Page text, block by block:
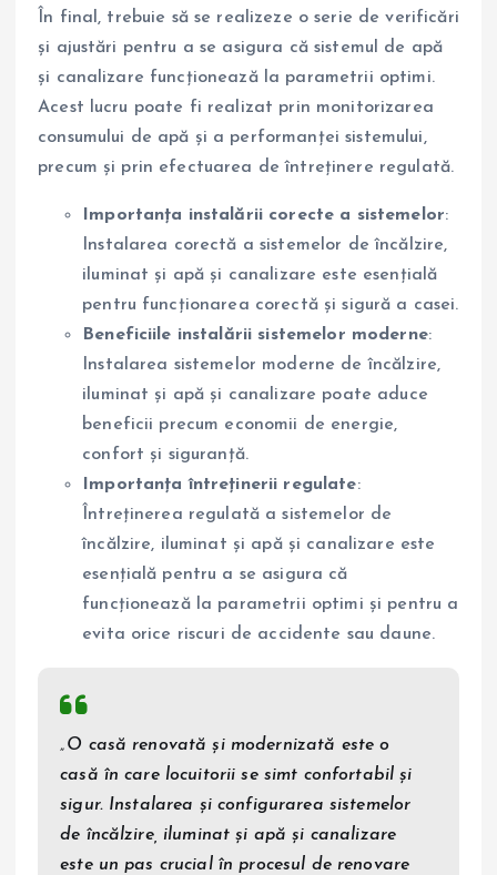
În final, trebuie să se realizeze o serie de verificări
și ajustări pentru a se asigura că sistemul de apă
și canalizare funcționează la parametrii optimi.
Acest lucru poate fi realizat prin monitorizarea
consumului de apă și a performanței sistemului,
precum și prin efectuarea de întreținere regulată.
Importanța instalării corecte a sistemelor:
Instalarea corectă a sistemelor de încălzire,
iluminat și apă și canalizare este esențială
pentru funcționarea corectă și sigură a casei.
Beneficiile instalării sistemelor moderne:
Instalarea sistemelor moderne de încălzire,
iluminat și apă și canalizare poate aduce
beneficii precum economii de energie,
confort și siguranță.
Importanța întreținerii regulate:
Întreținerea regulată a sistemelor de
încălzire, iluminat și apă și canalizare este
esențială pentru a se asigura că
funcționează la parametrii optimi și pentru a
evita orice riscuri de accidente sau daune.
„O casă renovată și modernizată este o
casă în care locuitorii se simt confortabil și
sigur. Instalarea și configurarea sistemelor
de încălzire, iluminat și apă și canalizare
este un pas crucial în procesul de renovare